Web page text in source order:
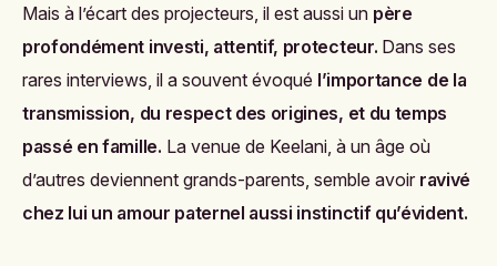
Mais à l’écart des projecteurs, il est aussi un père
profondément investi, attentif, protecteur. Dans ses
rares interviews, il a souvent évoqué l’importance de la
transmission, du respect des origines, et du temps
passé en famille. La venue de Keelani, à un âge où
d’autres deviennent grands-parents, semble avoir ravivé
chez lui un amour paternel aussi instinctif qu’évident.